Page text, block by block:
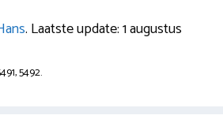
. Laatste update: 1 augustus
5492.